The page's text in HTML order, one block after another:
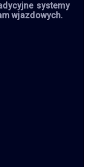
systemy
wjazdowych.